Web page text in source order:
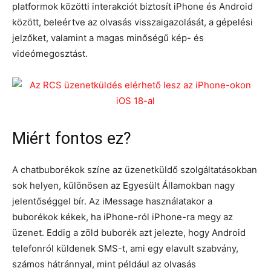
platformok közötti interakciót biztosít iPhone és Android
között, beleértve az olvasás visszaigazolását, a gépelési
jelzőket, valamint a magas minőségű kép- és
videómegosztást.
Miért fontos ez?
A chatbuborékok színe az üzenetküldő szolgáltatásokban
sok helyen, különösen az Egyesült Államokban nagy
jelentőséggel bír. Az iMessage használatakor a
buborékok kékek, ha iPhone-ról iPhone-ra megy az
üzenet. Eddig a zöld buborék azt jelezte, hogy Android
telefonról küldenek SMS-t, ami egy elavult szabvány,
számos hátránnyal, mint például az olvasás